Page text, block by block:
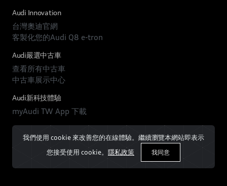
Audi Innovation
台灣奧迪官網
客製化您的Audi Q8 e-tron
Audi嚴選中古車
查看所有中古車
中古車展示中心
Audi新科技體驗
myAudi TW App 下載
我們使用 cookie 來改善您的在線體驗。繼續瀏覽本網站即表示
您接受使用 cookie。 隱私政策 我同意